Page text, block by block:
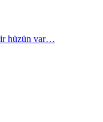
hüzün var…